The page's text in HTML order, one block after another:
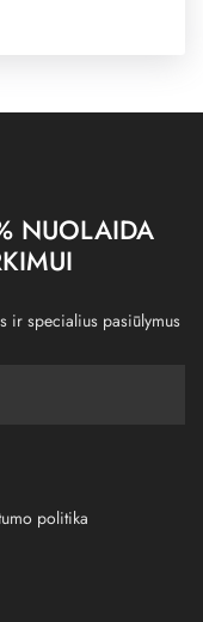
NUOLAIDA
ir specialius pasiūlymus
politika